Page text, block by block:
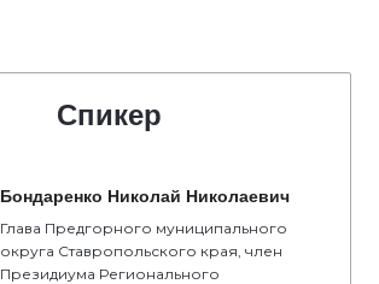
Спикер
Бондаренко Николай Николаевич
Глава Предгорного муниципального
округа Ставропольского края, член
Президиума Регионального